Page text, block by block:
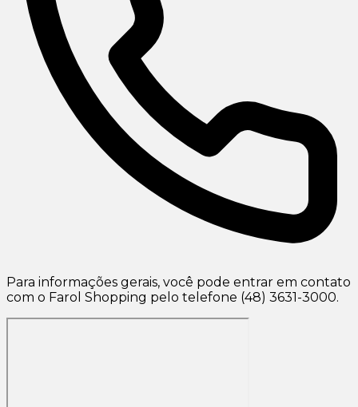
Para informações gerais, você pode entrar em contato
com o Farol Shopping pelo telefone (48) 3631-3000.